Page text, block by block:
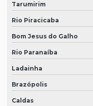
Tarumirim
Rio Piracicaba
Bom Jesus do Galho
Rio Paranaíba
Ladainha
Brazópolis
Caldas